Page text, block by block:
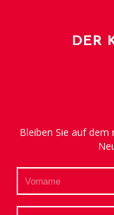
DER
Bleiben Sie auf dem